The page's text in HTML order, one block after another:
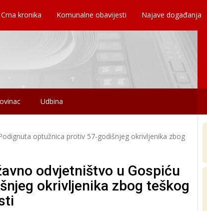
Crna kronika Komunalne obavijesti Najave događanja
Udbina
optužnica protiv 57-godišnjeg okrivljenika zbog
odvjetništvo u Gospiću
okrivljenika zbog teškog